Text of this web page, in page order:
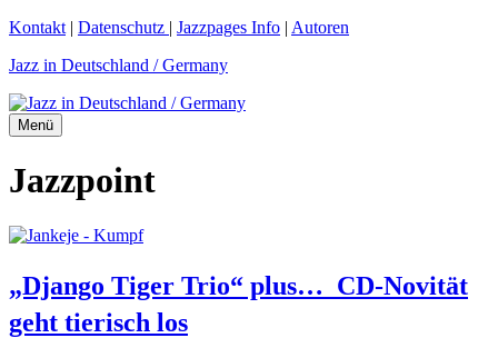
Zum
springen
Kontakt | Datenschutz | Jazzpages Info | Autoren
Jazz in Deutschland / Germany
Menü
Jazzpoint
„Django Tiger Trio“ plus… CD-Novität
geht tierisch los